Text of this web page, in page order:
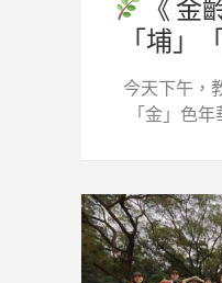
《 金
「埔」
今天下午，
「金」色